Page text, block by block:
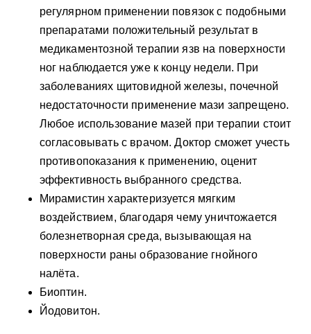
регулярном применении повязок с подобными
препаратами положительный результат в
медикаментозной терапии язв на поверхности
ног наблюдается уже к концу недели. При
заболеваниях щитовидной железы, почечной
недостаточности применение мази запрещено.
Любое использование мазей при терапии стоит
согласовывать с врачом. Доктор сможет учесть
противопоказания к применению, оценит
эффективность выбранного средства.
Мирамистин характеризуется мягким
воздействием, благодаря чему уничтожается
болезнетворная среда, вызывающая на
поверхности раны образование гнойного
налёта.
Биоптин.
Йодовитон.